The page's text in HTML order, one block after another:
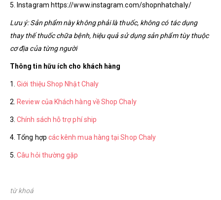
5. Instagram https://www.instagram.com/shopnhatchaly/
Lưu ý: Sản phẩm này không phải là thuốc, không có tác dụng
thay thế thuốc chữa bệnh, hiệu quả sử dụng sản phẩm tùy thuộc
cơ địa của từng người
Thông tin hữu ích cho khách hàng
1.Giới thiệu Shop Nhật Chaly
2. Review của Khách hàng về Shop Chaly
3.Chính sách hỗ trợ phí ship
4. Tổng hợp các kênh mua hàng tại Shop Chaly
5.Câu hỏi thường gặp
từ khoá